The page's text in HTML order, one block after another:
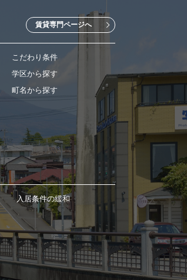
賃貸専門ページへ
こだわり条件
学区から探す
町名から探す
入居条件の緩和